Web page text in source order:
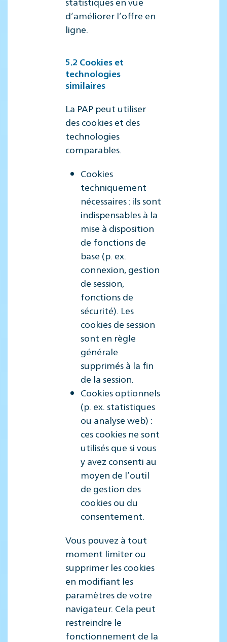
d’améliorer l’offre en
ligne.
5.2 Cookies et
technologies
similaires
La PAP peut utiliser
des cookies et des
technologies
comparables.
Cookies
techniquement
nécessaires : ils sont
indispensables à la
mise à disposition
de fonctions de
base (p. ex.
connexion, gestion
de session,
fonctions de
sécurité). Les
cookies de session
sont en règle
générale
supprimés à la fin
de la session.
Cookies optionnels
(p. ex. statistiques
ou analyse web) :
ces cookies ne sont
utilisés que si vous
y avez consenti au
moyen de l’outil
de gestion des
cookies ou du
consentement.
Vous pouvez à tout
moment limiter ou
supprimer les cookies
en modifiant les
paramètres de votre
navigateur. Cela peut
restreindre le
fonctionnement de la